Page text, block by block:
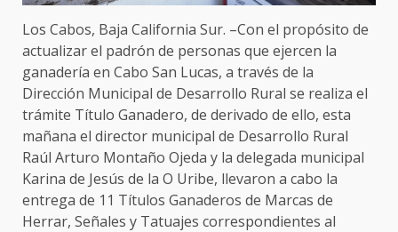
Los Cabos, Baja California Sur. –Con el propósito de
actualizar el padrón de personas que ejercen la
ganadería en Cabo San Lucas, a través de la
Dirección Municipal de Desarrollo Rural se realiza el
trámite Título Ganadero, de derivado de ello, esta
mañana el director municipal de Desarrollo Rural
Raúl Arturo Montaño Ojeda y la delegada municipal
Karina de Jesús de la O Uribe, llevaron a cabo la
entrega de 11 Títulos Ganaderos de Marcas de
Herrar, Señales y Tatuajes correspondientes al